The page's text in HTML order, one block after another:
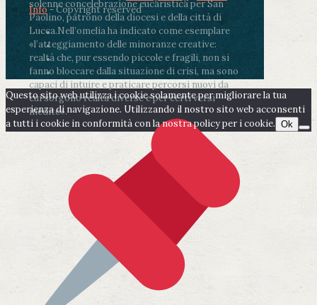
solenne concelebrazione eucaristica per San
Paolino, patrono della diocesi e della città di
Lucca.Nell’omelia ha indicato come esemplare
«l’atteggiamento delle minoranze creative:
realtà che, pur essendo piccole e fragili, non si
fanno bloccare dalla situazione di crisi, ma sono
capaci di intuire e praticare percorsi nuovi da
cui sorgono realtà diverse e per certi versi
inedite».
Info- Copyright reserved
Questo sito web utilizza i cookie solamente per migliorare la tua
esperienza di navigazione. Utilizzando il nostro sito web acconsenti
a tutti i cookie in conformità con la nostra policy per i cookie. Ok